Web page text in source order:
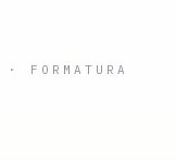
· FORMATURA